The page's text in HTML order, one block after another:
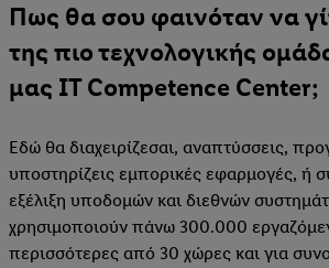
Πως θα σου φαινόταν να
της πιο τεχνολογικής
μας IT Competence Center;
Εδώ θα διαχειρίζεσαι, αναπτύσσεις,
υποστηρίζεις εμπορικές εφαρμογές, ή
εξέλιξη υποδομών και διεθνών
χρησιμοποιούν πάνω 300.000
περισσότερες από 30 χώρες και για